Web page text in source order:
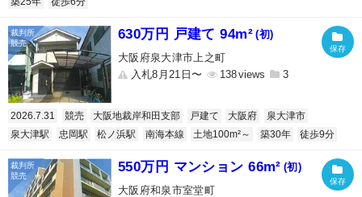
630万円 戸建て 94m² (初)
大阪府泉大津市上之町
入札8月21日〜
138 3
2026.7.31 競売 大阪地裁岸和田支部 戸建て 大阪府
泉大津市
泉大津駅
忠岡駅 松ノ浜駅 南海本線 土地100m²～ 築30年 徒歩9分
550万円 マンション 66m² (初)
大阪府和泉市室堂町